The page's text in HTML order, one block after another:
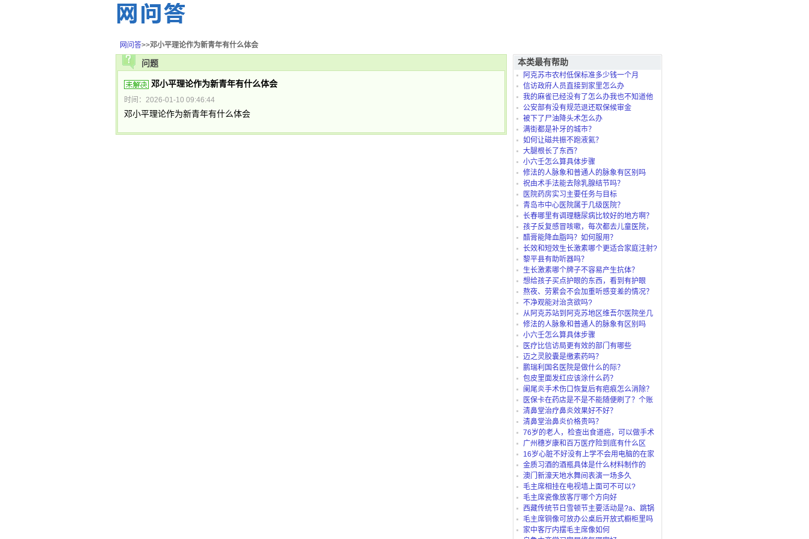
网问答>>邓小平理论作为新青年有什么体会
问题
邓小平理论作为新青年有什么体会
时间：2026-01-10 09:46:44
邓小平理论作为新青年有什么体会
本类最有帮助
阿克苏市农村低保标准多少钱一个月
信访政府人员直接到家里怎么办
我的麻雀已经没有了怎么办我也不知道他
是怎么死的？
公安部有没有规范退还取保候审金
被下了尸油降头术怎么办
满街都是补牙的城市？
如何让磁共振不跑液氦？
大腿根长了东西？
小六壬怎么算具体步骤
修法的人脉象和普通人的脉象有区别吗
祝由术手法能去除乳腺结节吗？
医院药房实习主要任务与目标
青岛市中心医院属于几级医院？
长春哪里有调理糖尿病比较好的地方啊？
孩子反复感冒咳嗽，每次都去儿童医院，
太折腾了，北
醋膏能降血脂吗？如何服用？
长效和短效生长激素哪个更适合家庭注射?
黎平县有助听器吗？
生长激素哪个牌子不容易产生抗体？
想给孩子买点护眼的东西，看到有护眼
仪、护眼灯、还
熬夜、劳累会不会加重听感变差的情况？
不净观能对治贪欲吗?
从阿克苏站到阿克苏地区维吾尔医院坐几
路公交
修法的人脉象和普通人的脉象有区别吗
小六壬怎么算具体步骤
医疗比信访局更有效的部门有哪些
迈之灵胶囊是缴素药吗？
鹏瑞利国名医院是做什么的际？
包皮里面发红应该涂什么药？
阑尾炎手术伤口恢复后有疤痕怎么消除？
医保卡在药店是不是不能随便刷了？个账
“白名单”是
清鼻堂治疗鼻炎效果好不好？
清鼻堂治鼻炎价格贵吗？
76岁的老人，检查出食道癌，可以做手术
吗？广州穗岁康和百万医疗险到底有什么区
别？有了穗岁还
16岁心脏不好没有上学不会用电脑的在家
里可以上什么
金质习酒的酒瓶具体是什么材料制作的
澳门新濠天地水舞间表演一场多久
毛主席相挂在电视墙上面可不可以?
毛主席瓷像放客厅哪个方向好
西藏传统节日雪顿节主要活动是?a、跳锅
庄b、藏马c、
毛主席铜像可放办公桌后开放式橱柜里吗
家中客厅内摆毛主席像如何